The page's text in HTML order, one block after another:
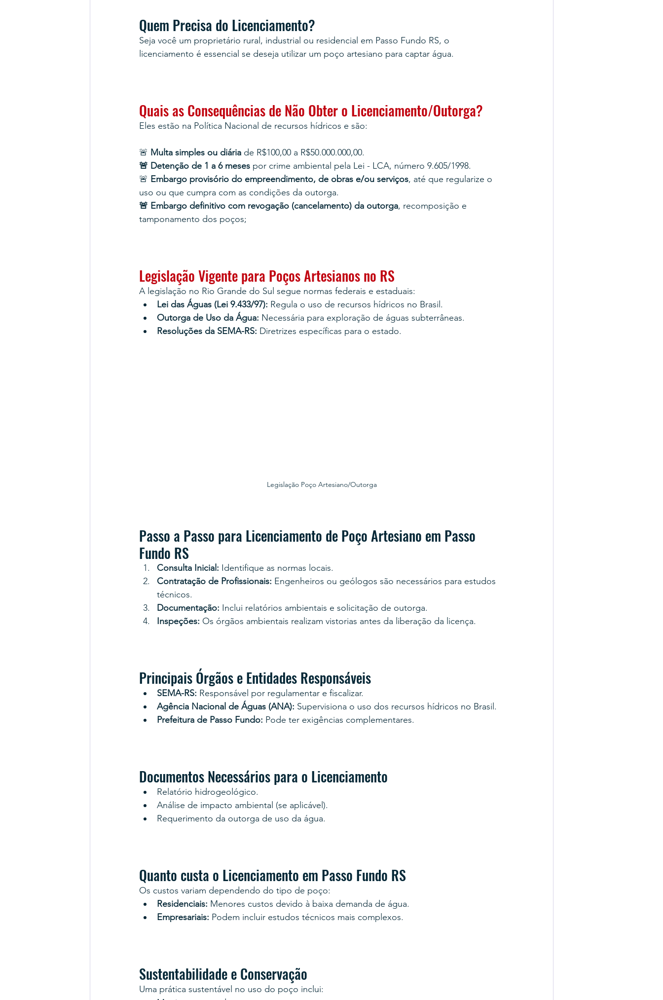
Quem Precisa do Licenciamento?
Seja você um proprietário rural, industrial ou residencial em Passo Fundo RS, o
licenciamento é essencial se deseja utilizar um poço artesiano para captar água.
Quais as Consequências de Não Obter o Licenciamento/Outorga?
Eles estão na Política Nacional de recursos hídricos e são:
🚨 Multa simples ou diária de R$100,00 a R$50.000.000,00.
🚨 Detenção de 1 a 6 meses por crime ambiental pela Lei - LCA, número 9.605/1998.
🚨 Embargo provisório do empreendimento, de obras e/ou serviços, até que regularize o
uso ou que cumpra com as condições da outorga.
🚨 Embargo definitivo com revogação (cancelamento) da outorga, recomposição e
tamponamento dos poços;
Legislação Vigente para Poços Artesianos no RS
A legislação no Rio Grande do Sul segue normas federais e estaduais:
Lei das Águas (Lei 9.433/97): Regula o uso de recursos hídricos no Brasil.
Outorga de Uso da Água: Necessária para exploração de águas subterrâneas.
Resoluções da SEMA-RS: Diretrizes específicas para o estado.
Legislação Poço Artesiano/Outorga
Passo a Passo para Licenciamento de Poço Artesiano em Passo
Fundo RS
Consulta Inicial: Identifique as normas locais.
Contratação de Profissionais: Engenheiros ou geólogos são necessários para estudos
técnicos.
Documentação: Inclui relatórios ambientais e solicitação de outorga.
Inspeções: Os órgãos ambientais realizam vistorias antes da liberação da licença.
Principais Órgãos e Entidades Responsáveis
SEMA-RS: Responsável por regulamentar e fiscalizar.
Agência Nacional de Águas (ANA): Supervisiona o uso dos recursos hídricos no Brasil.
Prefeitura de Passo Fundo: Pode ter exigências complementares.
Documentos Necessários para o Licenciamento
Relatório hidrogeológico.
Análise de impacto ambiental (se aplicável).
Requerimento da outorga de uso da água.
Quanto custa o Licenciamento em Passo Fundo RS
Os custos variam dependendo do tipo de poço:
Residenciais: Menores custos devido à baixa demanda de água.
Empresariais: Podem incluir estudos técnicos mais complexos.
Sustentabilidade e Conservação
Uma prática sustentável no uso do poço inclui: